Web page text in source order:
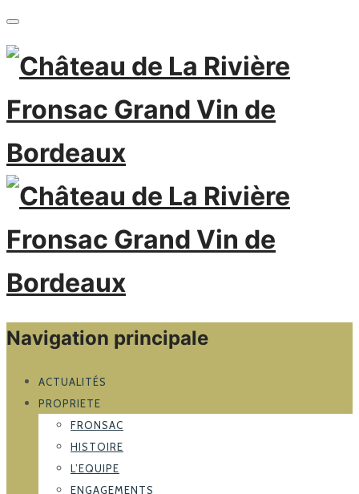
Navigation principale
ACTUALITÉS
PROPRIETE
FRONSAC
HISTOIRE
L’EQUIPE
ENGAGEMENTS